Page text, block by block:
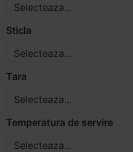
Selecteaza...
Sticla
Selecteaza...
Tara
Selecteaza...
Temperatura de servire
Selecteaza...